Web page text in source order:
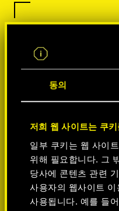
동의
저희 웹 사이트는 쿠
일부 쿠키는 웹 사이
위해 필요합니다. 그
당사에 콘텐츠 관련
사용자의 웹사이트
사용됩니다. 예를 들